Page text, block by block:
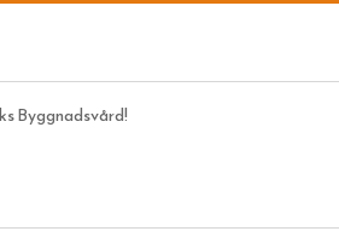
Byggnadsvård!